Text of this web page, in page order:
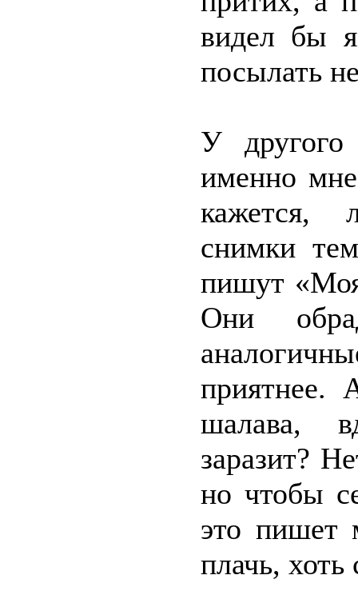
видел бы
посылать
У другого
именно
кажется,
снимки
пишут
Они
приятнее.
шалава,
заразит?
но чтобы
это пишет
плачь, хоть